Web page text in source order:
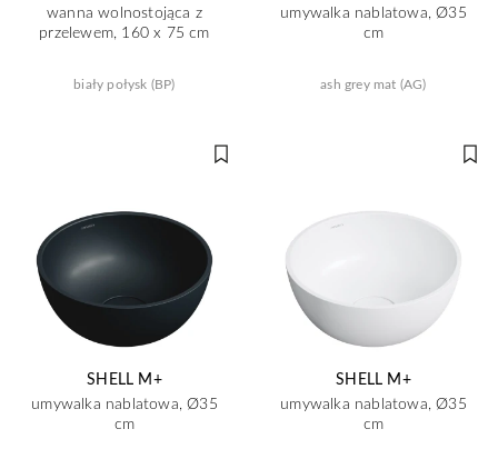
wanna wolnostojąca z
przelewem, 160 x 75 cm
biały połysk (BP)
umywalka nablatowa, Ø35
cm
ash grey mat (AG)
SHELL M+
umywalka nablatowa, Ø35
cm
SHELL M+
umywalka nablatowa, Ø35
cm